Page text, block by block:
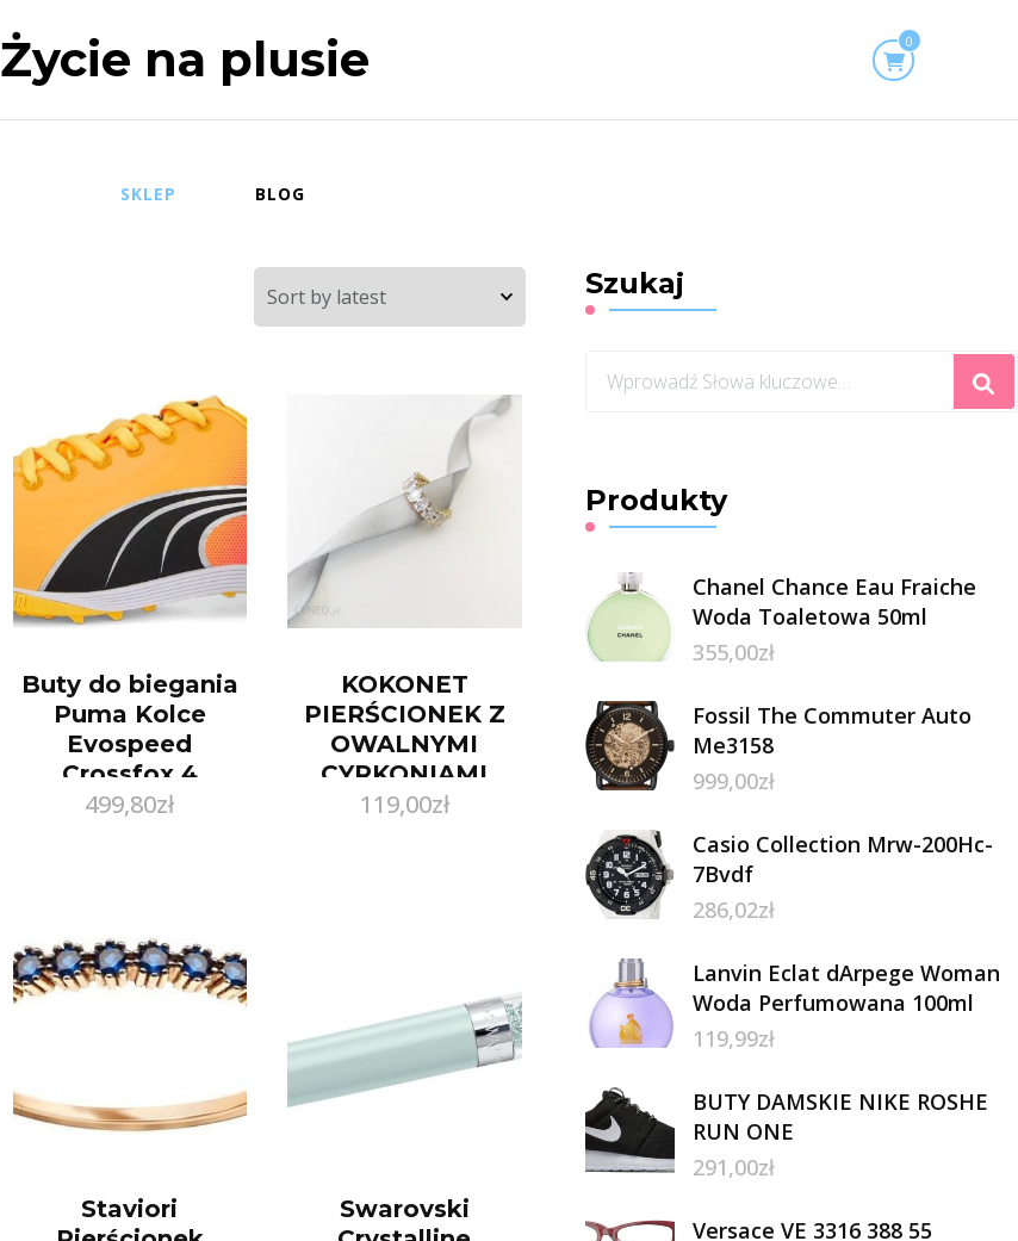
Życie na plusie 0
SKLEP BLOG
Buty do biegania
Puma Kolce
Evospeed
Crossfox 4
37700801
499,80zł
KOKONET
PIERŚCIONEK Z
OWALNYMI
CYRKONIAMI
MODERN GLAM
119,00zł
Staviori
Swarovski
Szukaj
Szukasz
Produkty
Chanel Chance Eau Fraiche
Woda Toaletowa 50ml
355,00zł
Fossil The Commuter Auto
Me3158
999,00zł
Casio Collection Mrw-200Hc-
7Bvdf
286,02zł
Lanvin Eclat dArpege Woman
Woda Perfumowana 100ml
119,99zł
BUTY DAMSKIE NIKE ROSHE
RUN ONE
291,00zł
Versace VE 3316 388 55